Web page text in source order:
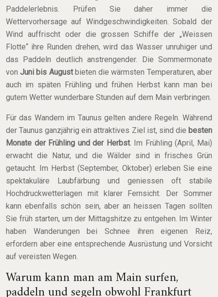
Paddelerlebnis. Prüfen Sie daher immer die
Wettervorhersage auf Windgeschwindigkeiten. Sobald der
Wind auffrischt oder die grossen Schiffe der „Weissen
Flotte“ ihre Runden drehen, wird das Wasser unruhiger und
das Paddeln deutlich anstrengender. Die Sommermonate
vonJuni bis Augustbieten die wärmsten Temperaturen, aber
auch im späten Frühling und frühen Herbst kann man bei
gutem Wetter wunderbare Stunden auf dem Main verbringen.
Für das Wandern im Taunus gelten andere Regeln. Während
der Taunus ganzjährig ein attraktives Ziel ist, sind die besten
Monate der Frühling und der Herbst. Im Frühling (April, Mai)
erwacht die Natur, und die Wälder sind in frisches Grün
getaucht. Im Herbst (September, Oktober) erleben Sie eine
spektakuläre Laubfärbung und geniessen oft stabile
Hochdruckwetterlagen mit klarer Fernsicht. Der Sommer
kann ebenfalls schön sein, aber an heissen Tagen sollten
Sie früh starten, um der Mittagshitze zu entgehen. Im Winter
haben Wanderungen bei Schnee ihren eigenen Reiz,
erfordern aber eine entsprechende Ausrüstung und Vorsicht
auf vereisten Wegen.
Warum kann man am Main surfen,
paddeln und segeln obwohl Frankfurt